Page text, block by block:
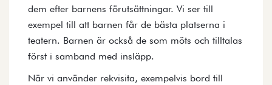
dem efter barnens förutsättningar. Vi ser till
exempel till att barnen får de bästa platserna i
teatern. Barnen är också de som möts och tilltalas
först i samband med insläpp.
När vi använder rekvisita, exempelvis bord till